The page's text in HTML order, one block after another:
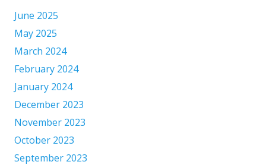
June 2025
May 2025
March 2024
February 2024
January 2024
December 2023
November 2023
October 2023
September 2023